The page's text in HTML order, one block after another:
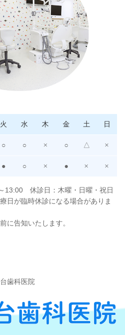
火 水 木 金 土 日
○ ○ × ○ △ ×
● ○ × ● × ×
13:00 休診日：木曜・日曜・祝日
日が臨時休診になる場合がありま
に告知いたします。
歯科医院